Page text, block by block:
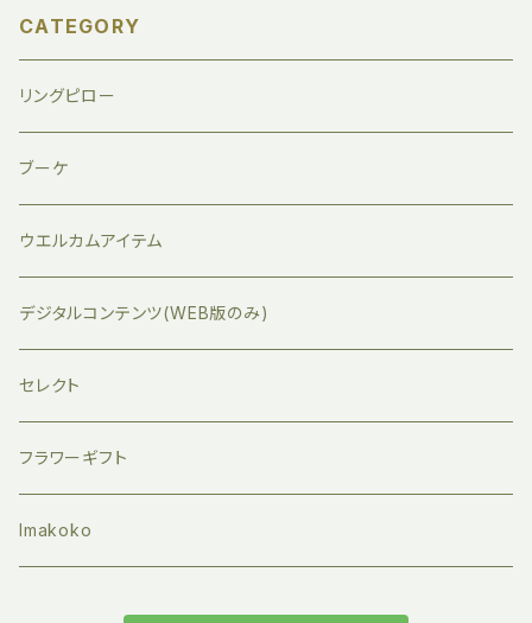
CATEGORY
リングピロー
ブーケ
ウエルカムアイテム
デジタルコンテンツ(WEB版のみ)
セレクト
フラワーギフト
Imakoko